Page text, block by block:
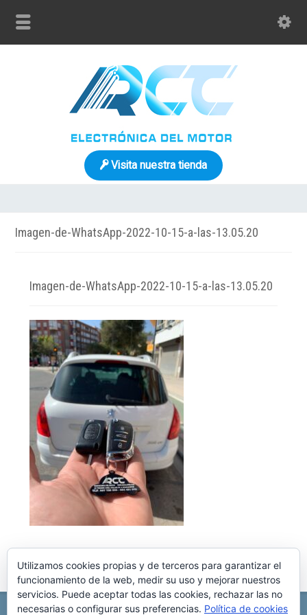
Visita nuestra tienda
Imagen-de-WhatsApp-2022-10-15-a-las-13.05.20
Imagen-de-WhatsApp-2022-10-15-a-las-13.05.20
Utilizamos cookies propias y de terceros para garantizar el
funcionamiento de la web, medir su uso y mejorar nuestros
servicios. Puede aceptar todas las cookies, rechazar las no
necesarias o configurar sus preferencias. Política de cookies